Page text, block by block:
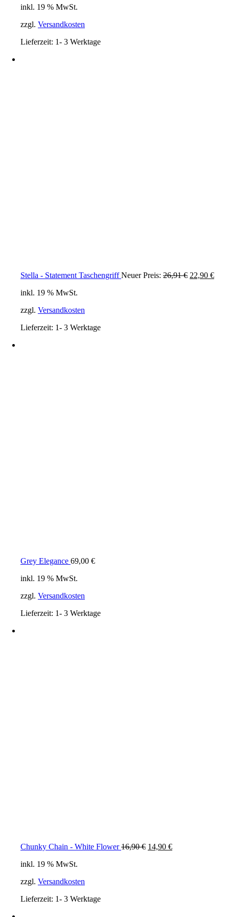
inkl. 19 % MwSt.
zzgl. Versandkosten
Lieferzeit: 1- 3 Werktage
Stella - Statement Taschengriff Neuer Preis: 26,91€ 22,90 €
inkl. 19 % MwSt.
zzgl. Versandkosten
Lieferzeit: 1- 3 Werktage
Grey Elegance 69,00 €
inkl. 19 % MwSt.
zzgl. Versandkosten
Lieferzeit: 1- 3 Werktage
Chunky Chain - White Flower 16,90€ Ursprünglicher
14,90 €Aktueller
inkl. 19 % MwSt.
zzgl. Versandkosten
Lieferzeit: 1- 3 Werktage